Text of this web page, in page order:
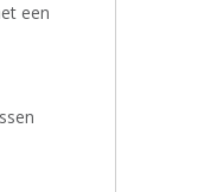
een